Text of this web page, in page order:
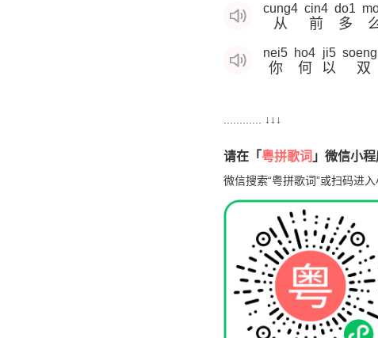
从
cung4
前
cin4
多
do1
你
nei5
何
ho4
以
ji5
双
............ ↓↓↓
请在「 粤拼歌词 」微信小
微信搜索“粤拼歌词”或扫码进